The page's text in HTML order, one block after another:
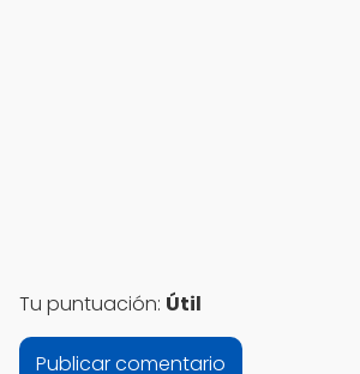
Tu puntuación: Útil